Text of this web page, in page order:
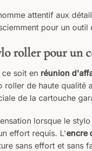
attentif aux
pour un outil
roller pour un
ce soit en réunion
roller de haute qualité
de la cartouche
lorsque le
effort requis. L'encre
sans effort et sans